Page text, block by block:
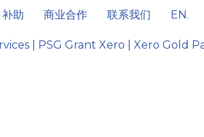
助 商业合作 联系我们 EN.
| PSG Grant Xero | Xero Gold